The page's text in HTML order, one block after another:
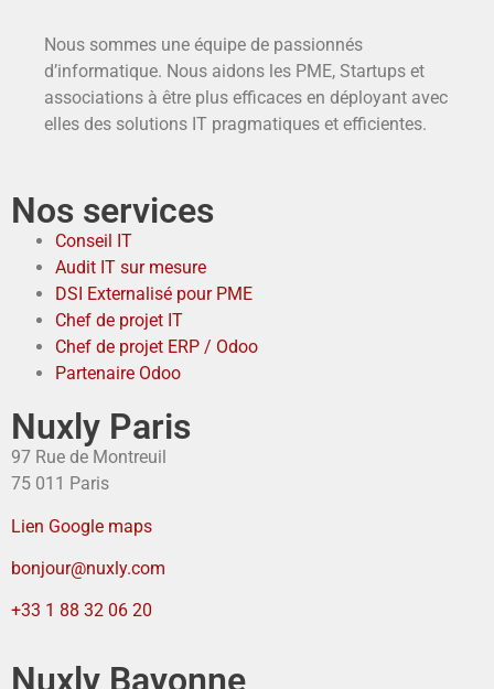
Nous sommes une équipe de passionnés
d’informatique. Nous aidons les PME, Startups et
associations à être plus efficaces en déployant avec
elles des solutions IT pragmatiques et efficientes.
Nos services
Conseil IT
Audit IT sur mesure
DSI Externalisé pour PME
Chef de projet IT
Chef de projet ERP / Odoo
Partenaire Odoo
Nuxly Paris
97 Rue de Montreuil
75 011 Paris
Lien Google maps
bonjour@nuxly.com
+33 1 88 32 06 20
Nuxly Bayonne